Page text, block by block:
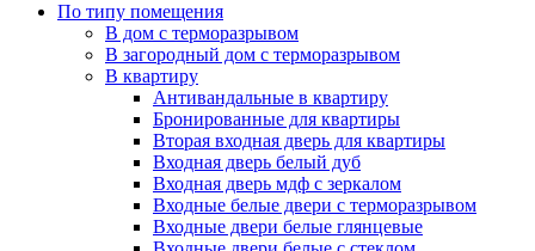
По типу помещения
В дом с терморазрывом
В загородный дом с терморазрывом
В квартиру
Антивандальные в квартиру
Бронированные для квартиры
Вторая входная дверь для квартиры
Входная дверь белый дуб
Входная дверь мдф с зеркалом
Входные белые двери с терморазрывом
Входные двери белые глянцевые